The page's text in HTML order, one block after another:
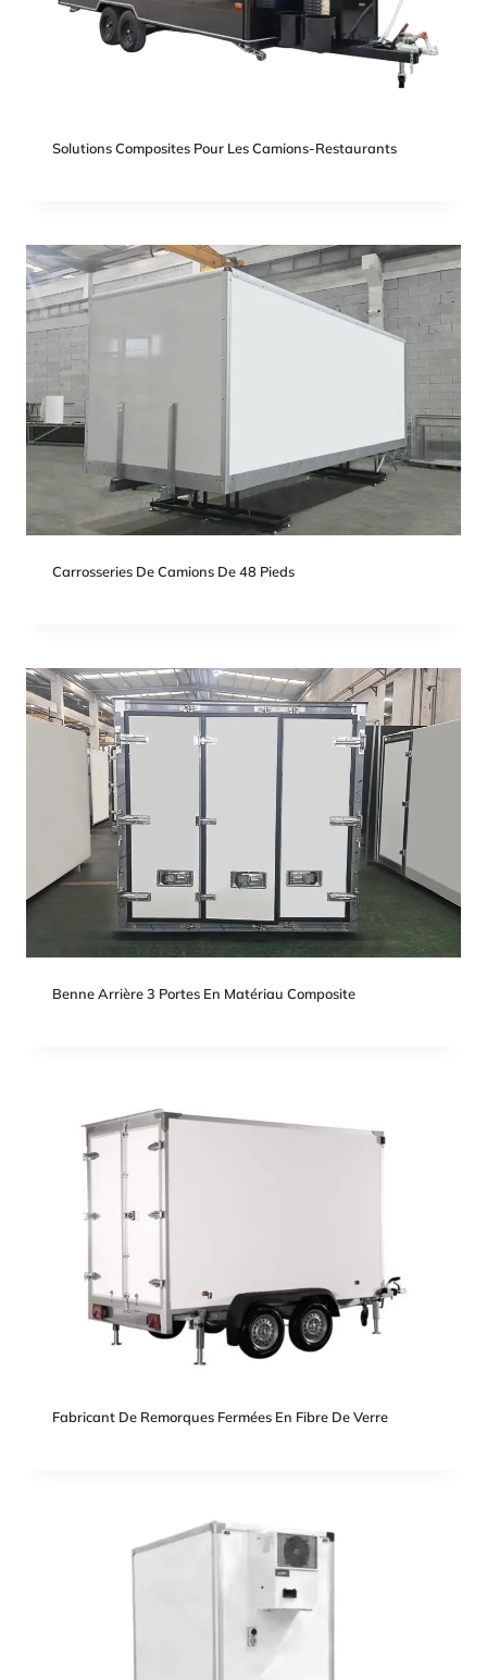
Solutions Composites Pour Les Camions-Restaurants
Carrosseries De Camions De 48 Pieds
Benne Arrière 3 Portes En Matériau Composite
Fabricant De Remorques Fermées En Fibre De Verre